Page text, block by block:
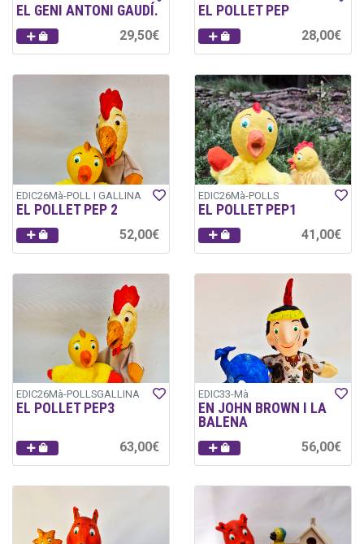
EL GENI ANTONI GAUDÍ.
29,50€
EL POLLET PEP
28,00€
EDIC26Mà-POLL I GALLINA
EL POLLET PEP 2
52,00€
EDIC26Mà-POLLS
EL POLLET PEP1
41,00€
EDIC26Mà-POLLSGALLINA
EL POLLET PEP3
63,00€
EDIC33-Mà
EN JOHN BROWN I LA
BALENA
56,00€